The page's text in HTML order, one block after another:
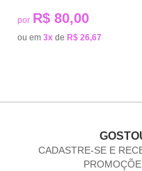
por R$ 80,00
ou em 3x de R$ 26,67
CADASTRE-SE E